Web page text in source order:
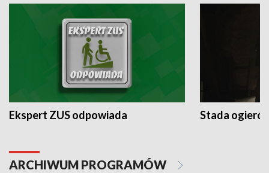
Ekspert ZUS odpowiada Stada
ARCHIWUM PROGRAMÓW